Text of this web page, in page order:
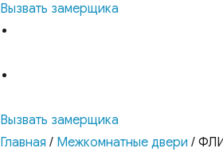
Вызвать замерщика
Вызвать замерщика
Главная / Межкомнатные двери /